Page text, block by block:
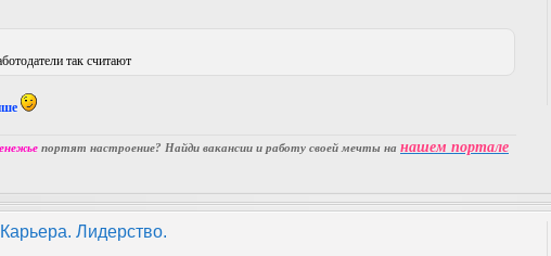
так считают
портят настроение? Найди вакансии и работу своей мечты на нашем портале
Лидерство.